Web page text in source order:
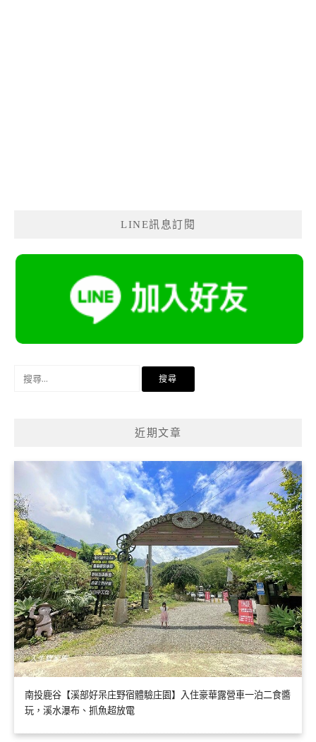
LINE訊息訂閱
近期文章
南投鹿谷【溪部好呆庄野宿體驗庄園】入住豪華露營車一泊二食醬
玩，溪水瀑布、抓魚超放電